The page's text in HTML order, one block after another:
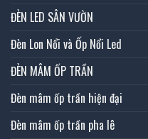
ĐÈN LED SÂN VƯỜN
Đèn Lon Nổi và Ốp Nổi Led
ĐÈN MÂM ỐP TRẦN
Đèn mâm ốp trần hiện đại
Đèn mâm ốp trần pha lê